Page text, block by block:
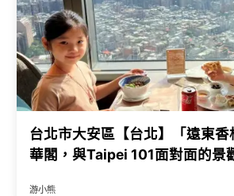
台北市大安區【台北】「遠東
華閣，與Taipei 101面對面的景
游小熊